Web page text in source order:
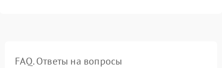
FAQ. Ответы на вопросы